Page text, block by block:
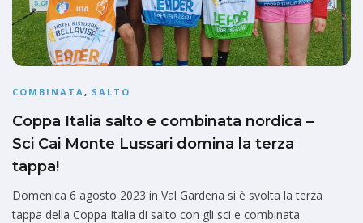
COMBINATA , SALTO
Coppa Italia salto e combinata nordica –
Sci Cai Monte Lussari domina la terza
tappa!
Domenica 6 agosto 2023 in Val Gardena si è svolta la terza
tappa della Coppa Italia di salto con gli sci e combinata